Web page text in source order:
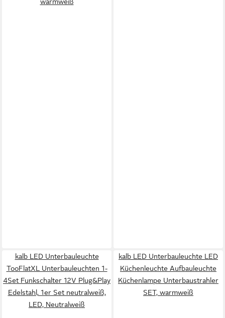
kalb LED Unterbauleuchte
TooFlatXL Unterbauleuchten 1-
4Set Funkschalter 12V Plug&Play
Edelstahl, 1er Set neutralweiß,
LED, Neutralweiß
kalb LED Unterbauleuchte LED
Küchenleuchte Aufbauleuchte
Küchenlampe Unterbaustrahler
SET, warmweiß